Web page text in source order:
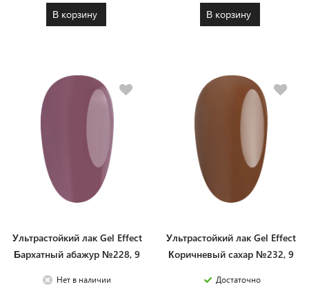
В корзину В корзину
Ультрастойкий лак Gel Effect
Бархатный абажур №228, 9
Нет в наличии
Ультрастойкий лак Gel Effect
Коричневый сахар №232, 9
Достаточно